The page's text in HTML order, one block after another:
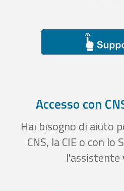
Accesso con
Hai bisogno di aiuto
CNS, la CIE o con lo
l'assistente